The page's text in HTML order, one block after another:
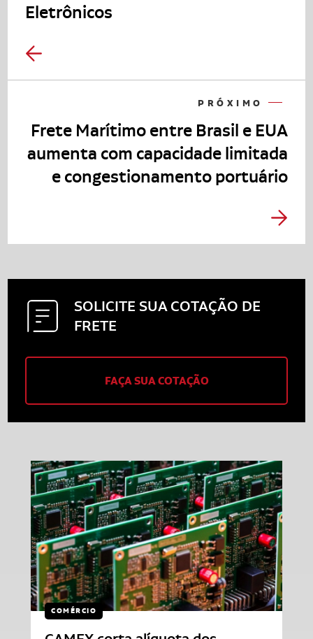
Eletrônicos
PRÓXIMO
Frete Marítimo entre Brasil e EUA
aumenta com capacidade limitada
e congestionamento portuário
SOLICITE SUACOTAÇÃO DE
FRETE
FAÇA SUA COTAÇÃO
COMÉRCIO